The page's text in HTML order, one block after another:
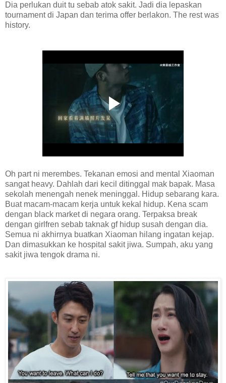
Dia perlukan duit tu sebab atok sakit. Jadi dia lepaskan
tournament di Japan dan terima offer berlakon. The rest was
history.
Oh part ni merembes. Tekanan emosi and mental Xiaoman
sangat heavy. Dahlah dari kecil ditinggal mak bapak. Masa
sekolah menengah nenek meninggal. Hidup sebarang kara.
Buat macam-macam kerja untuk kekal hidup. Kena scam
dengan black market di negara orang. Terpaksa break
dengan girlfren sebab taknak gf hidup susah dengan dia.
Semua ni akhirnya buatkan Xiaoman hilang ingatan kejap.
Dan dimasukkan ke hospital sakit jiwa. Sumpah, aku yang
sakit jiwa tengok drama ni.